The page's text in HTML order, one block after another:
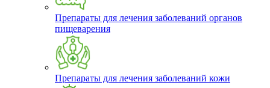
Препараты для лечения заболеваний органов
пищеварения
Препараты для лечения заболеваний кожи